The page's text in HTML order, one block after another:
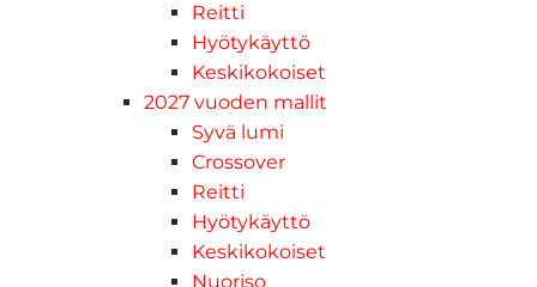
Reitti
Hyötykäyttö
Keskikokoiset
2027 vuoden mallit
Syvä lumi
Crossover
Reitti
Hyötykäyttö
Keskikokoiset
Nuoriso